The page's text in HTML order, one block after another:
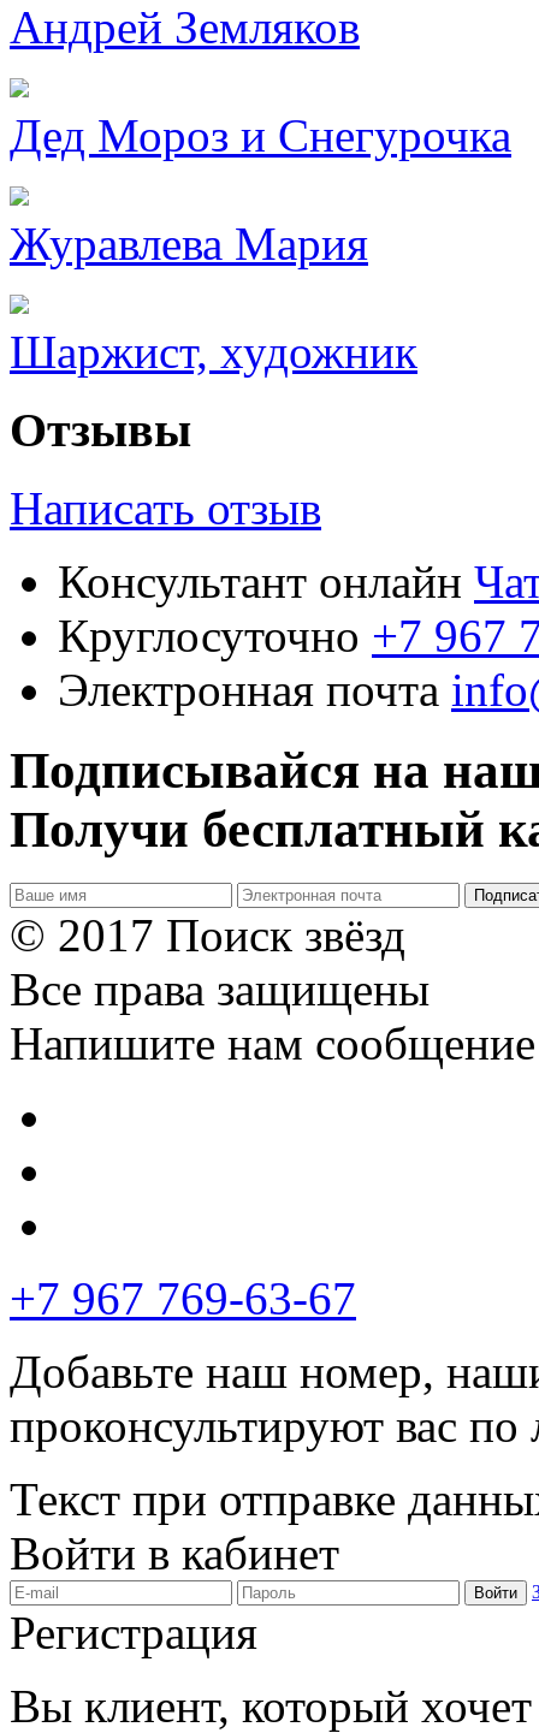
Андрей Земляков
Дед Мороз и Снегурочка
Журавлева Мария
Шаржист, художник
Отзывы
Написать отзыв
Консультант онлайн
Круглосуточно +7 967
Электронная почта
Подписывайся на
Получи бесплатный
© 2017 Поиск звёзд
Все права защищены
Напишите нам сообщение
+7 967 769-63-67
Добавьте наш номер,
проконсультируют вас
Текст при отправке
Войти в кабинет
Войти
Регистрация
Вы клиент, который хочет